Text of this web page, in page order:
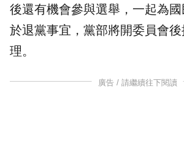
後還有機會參與選舉，一起為
於退黨事宜，黨部將開委員會
理。
廣告 / 請繼續往下閱讀